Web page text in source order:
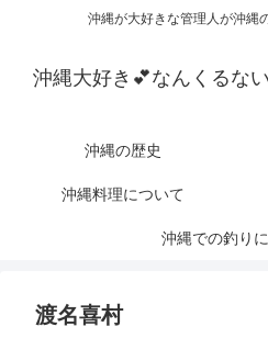
沖縄が大好きな管理人が沖縄
沖縄大好き💕なんくるな
沖縄の歴史
沖縄料理について
沖縄での釣り
渡名喜村